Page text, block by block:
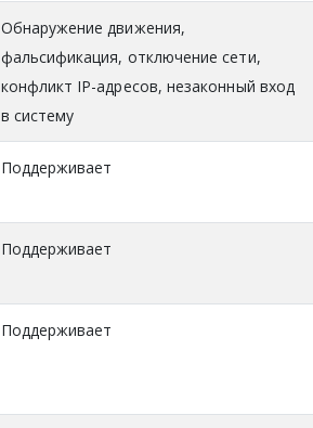
Обнаружение движения,
фальсификация, отключение сети,
конфликт IP-адресов, незаконный вход
в систему
Поддерживает
Поддерживает
Поддерживает